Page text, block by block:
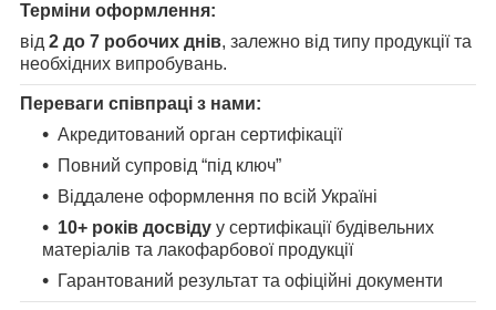
Терміни оформлення:
від 2 до 7 робочих днів, залежно від типу продукції та
необхідних випробувань.
Переваги співпраці з нами:
Акредитований орган сертифікації
Повний супровід “під ключ”
Віддалене оформлення по всій Україні
10+ років досвіду у сертифікації будівельних
матеріалів та лакофарбової продукції
Гарантований результат та офіційні документи